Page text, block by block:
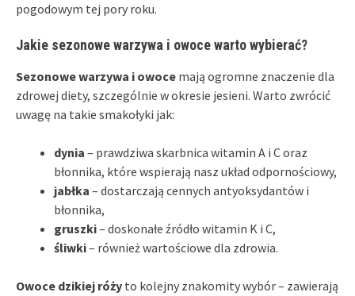
pogodowym tej pory roku.
Jakie sezonowe warzywa i owoce warto wybierać?
Sezonowe warzywa i owoce mają ogromne znaczenie dla
zdrowej diety, szczególnie w okresie jesieni. Warto zwrócić
uwagę na takie smakołyki jak:
dynia – prawdziwa skarbnica witamin A i C oraz
błonnika, które wspierają nasz układ odpornościowy,
jabłka – dostarczają cennych antyoksydantów i
błonnika,
gruszki– doskonałe źródło witamin K i C,
śliwki– również wartościowe dla zdrowia.
Owoce dzikiej róży to kolejny znakomity wybór – zawierają